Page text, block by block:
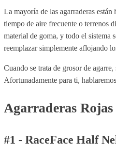
La mayoría de las agarraderas
tiempo de aire frecuente o terrenos
material de goma, y todo el sistema
reemplazar simplemente aflojando
Cuando se trata de grosor de
Afortunadamente para ti,
Agarraderas
#1 - RaceFace Half